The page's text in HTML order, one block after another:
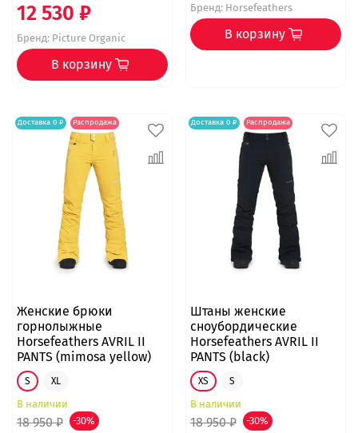
12 530 ₽
Бренд:Picture Organic
В корзину
Бренд:Horsefeathers
В корзину
Доставка 0 ₽ Распродажа
Женские брюки
горнолыжные
Horsefeathers AVRIL II
PANTS (mimosa yellow)
S XL
В наличии
18 950 ₽ -30%
Доставка 0 ₽ Распродажа
Штаны женские
сноубордические
Horsefeathers AVRIL II
PANTS (black)
XS S
В наличии
18 950 ₽ -30%